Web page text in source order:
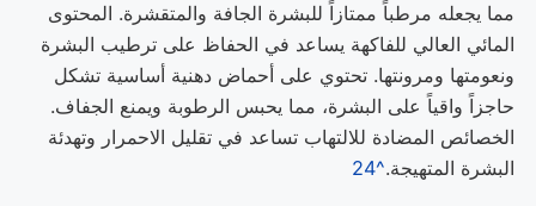
مما يجعله مرطباً ممتازاً للبشرة الجافة والمتقشرة. المحتوى
المائي العالي للفاكهة يساعد في الحفاظ على ترطيب البشرة
ونعومتها ومرونتها. تحتوي على أحماض دهنية أساسية تشكل
حاجزاً واقياً على البشرة، مما يحبس الرطوبة ويمنع الجفاف.
الخصائص المضادة للالتهاب تساعد في تقليل الاحمرار وتهدئة
البشرة المتهيجة.^24